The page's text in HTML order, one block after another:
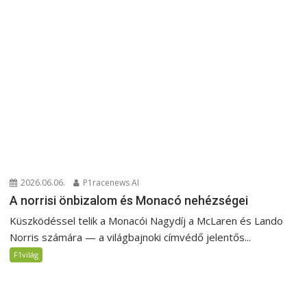
2026.06.06. P1racenews AI
A norrisi önbizalom és Monacó nehézségei
Küszködéssel telik a Monacói Nagydíj a McLaren és Lando
Norris számára — a világbajnoki címvédő jelentős...
F1világ